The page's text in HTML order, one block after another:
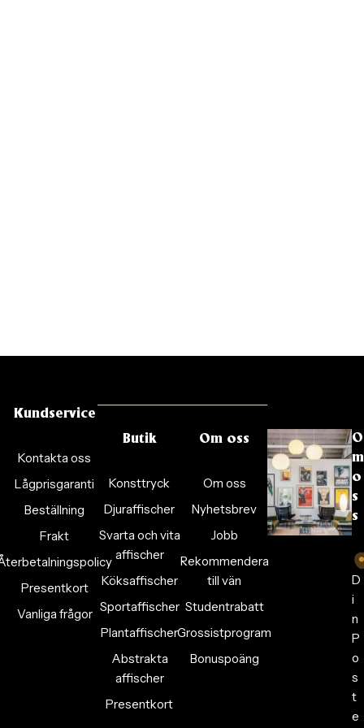
Kundservice
Kontakta oss
Lågprisgaranti
Beställning
Frakt
Presentkort
Vanliga frågor
Butik
Konsttryck
Djuraffischer
Svarta och vita
affischer
Köksaffischer
Sportaffischer
Plantaffischer
Abstrakta
affischer
Presentkort
Om oss
Om oss
Nyhetsbrev
Jobb
Rekommendera
till vän
Studentrabatt
Grossistprogram
Bonuspoäng
O
m
o
s
s
D
i
n
P
o
s
t
e